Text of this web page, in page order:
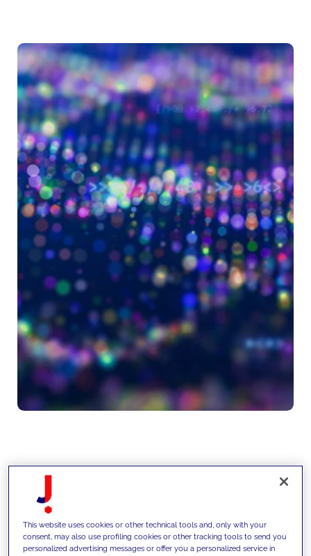
Diseñamos arquitecturas de
datos escalables que integran
datos heterogéneos y permiten
utilizar IA, automatización y
This website uses cookies or other technical tools and, only with your
consent, may also use profiling cookies or other tracking tools to send you
personalized advertising messages or offer you a personalized service in